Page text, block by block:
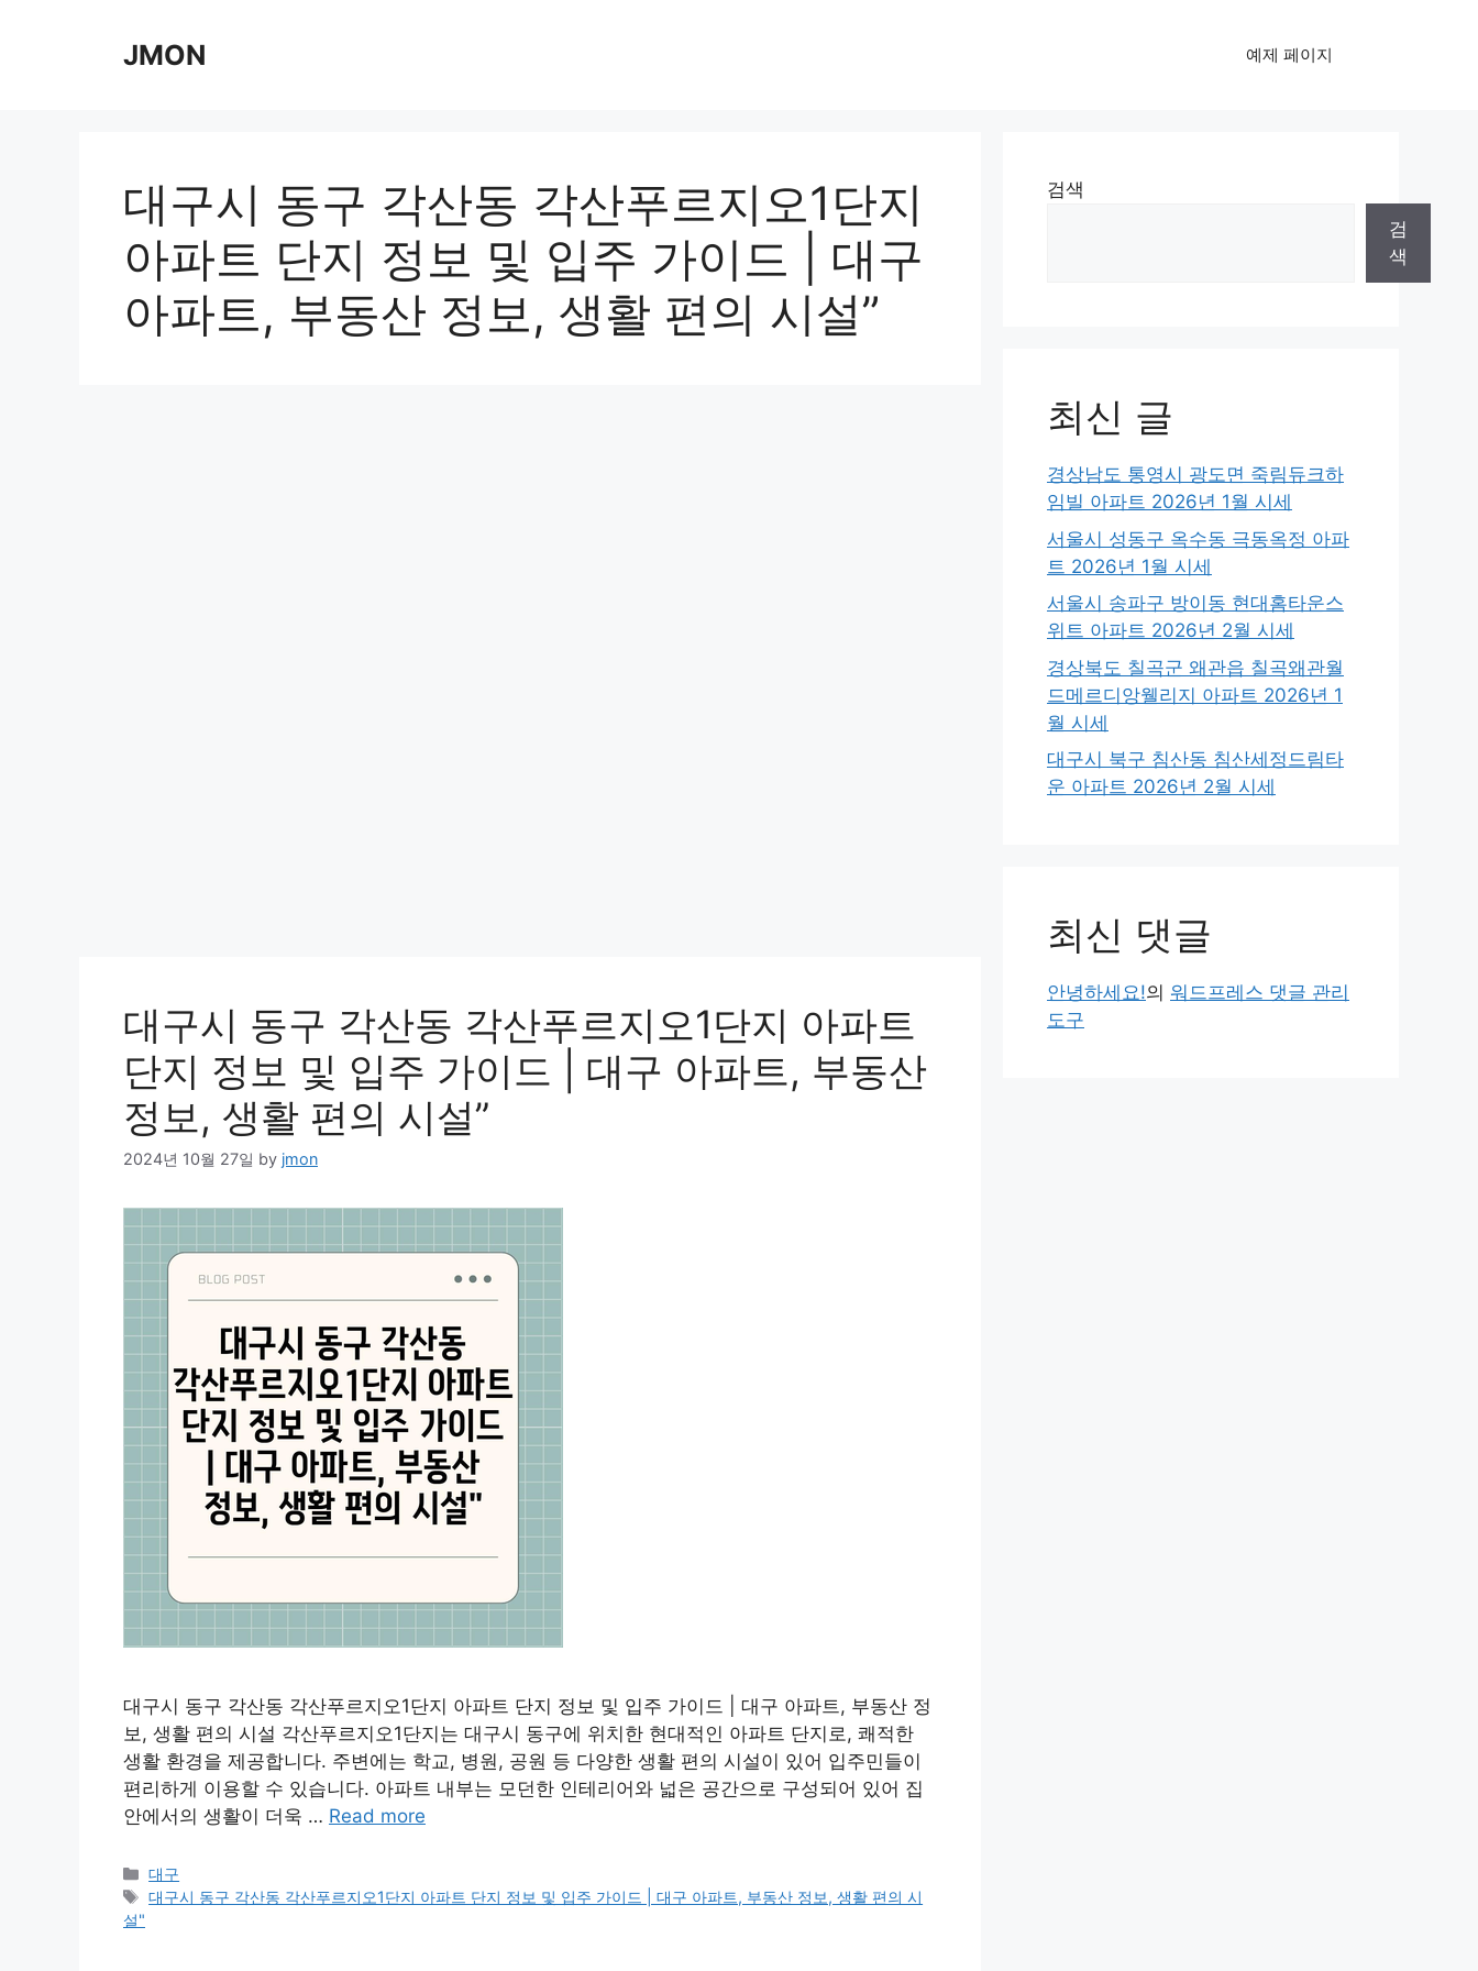
JMON 예제 페이지
대구시 동구 각산동 각산푸르지오1단지
아파트 단지 정보 및 입주 가이드 | 대구
아파트, 부동산 정보, 생활 편의 시설”
대구시 동구 각산동 각산푸르지오1단지 아파트
단지 정보 및 입주 가이드 | 대구 아파트, 부동산
정보, 생활 편의 시설”
2024년 10월 27일 by jmon
대구시 동구 각산동 각산푸르지오1단지 아파트 단지 정보 및 입주 가이드 | 대구 아파트, 부동산 정
보, 생활 편의 시설 각산푸르지오1단지는 대구시 동구에 위치한 현대적인 아파트 단지로, 쾌적한
생활 환경을 제공합니다. 주변에는 학교, 병원, 공원 등 다양한 생활 편의 시설이 있어 입주민들이
편리하게 이용할 수 있습니다. 아파트 내부는 모던한 인테리어와 넓은 공간으로 구성되어 있어 집
안에서의 생활이 더욱 … Read more
Categories
대구
Tags
대구시 동구 각산동 각산푸르지오1단지 아파트 단지 정보 및 입주 가이드 | 대구 아파트, 부동산 정보, 생활 편의 시
설"
검색
검
색
최신 글
경상남도 통영시 광도면 죽림듀크하
임빌 아파트 2026년 1월 시세
서울시 성동구 옥수동 극동옥정 아파
트 2026년 1월 시세
서울시 송파구 방이동 현대홈타운스
위트 아파트 2026년 2월 시세
경상북도 칠곡군 왜관읍 칠곡왜관월
드메르디앙웰리지 아파트 2026년 1
월 시세
대구시 북구 침산동 침산세정드림타
운 아파트 2026년 2월 시세
최신 댓글
안녕하세요!의 워드프레스 댓글 관리
도구